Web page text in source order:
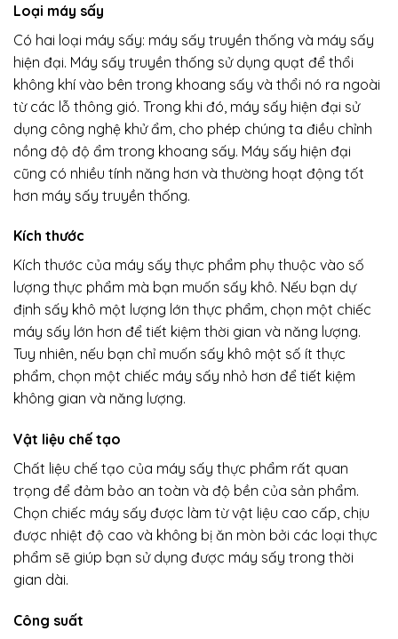
Loại máy sấy
Có hai loại máy sấy: máy sấy truyền thống và máy sấy
hiện đại. Máy sấy truyền thống sử dụng quạt để thổi
không khí vào bên trong khoang sấy và thổi nó ra ngoài
từ các lỗ thông gió. Trong khi đó, máy sấy hiện đại sử
dụng công nghệ khử ẩm, cho phép chúng ta điều chỉnh
nồng độ độ ẩm trong khoang sấy. Máy sấy hiện đại
cũng có nhiều tính năng hơn và thường hoạt động tốt
hơn máy sấy truyền thống.
Kích thước
Kích thước của máy sấy thực phẩm phụ thuộc vào số
lượng thực phẩm mà bạn muốn sấy khô. Nếu bạn dự
định sấy khô một lượng lớn thực phẩm, chọn một chiếc
máy sấy lớn hơn để tiết kiệm thời gian và năng lượng.
Tuy nhiên, nếu bạn chỉ muốn sấy khô một số ít thực
phẩm, chọn một chiếc máy sấy nhỏ hơn để tiết kiệm
không gian và năng lượng.
Vật liệu chế tạo
Chất liệu chế tạo của máy sấy thực phẩm rất quan
trọng để đảm bảo an toàn và độ bền của sản phẩm.
Chọn chiếc máy sấy được làm từ vật liệu cao cấp, chịu
được nhiệt độ cao và không bị ăn mòn bởi các loại thực
phẩm sẽ giúp bạn sử dụng được máy sấy trong thời
gian dài.
Công suất